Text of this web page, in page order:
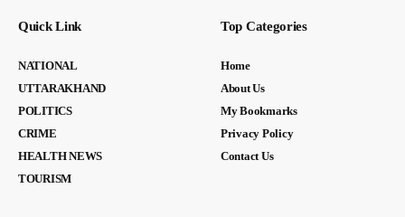
Quick Link
NATIONAL
UTTARAKHAND
POLITICS
CRIME
HEALTH NEWS
TOURISM
Top Categories
Home
About Us
My Bookmarks
Privacy Policy
Contact Us